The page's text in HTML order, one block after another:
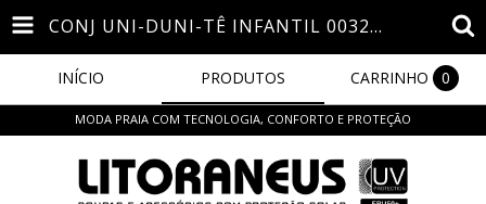
CONJ UNI-DUNI-TÊ INFANTIL 00326 EST DINO BLUE COM PROTEÇÃO UV
INÍCIO PRODUTOS CARRINHO 0
MODA PRAIA COM TECNOLOGIA, CONFORTO E PROTEÇÃO